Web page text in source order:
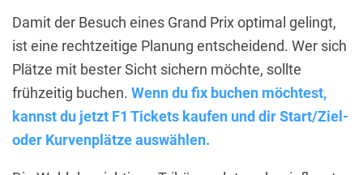
Damit der Besuch eines Grand Prix optimal gelingt,
ist eine rechtzeitige Planung entscheidend. Wer sich
Plätze mit bester Sicht sichern möchte, sollte
frühzeitig buchen. Wenn du fix buchen möchtest,
kannst du jetzt F1 Tickets kaufen und dir Start/Ziel-
oder Kurvenplätze auswählen.